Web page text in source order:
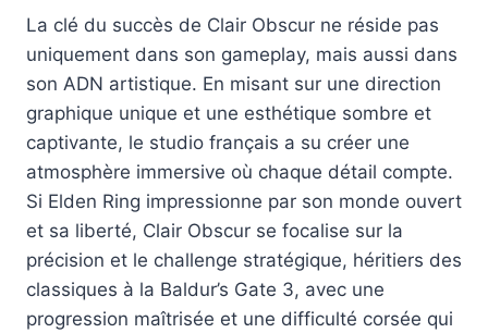
La clé du succès de Clair Obscur ne réside pas
uniquement dans son gameplay, mais aussi dans
son ADN artistique. En misant sur une direction
graphique unique et une esthétique sombre et
captivante, le studio français a su créer une
atmosphère immersive où chaque détail compte.
Si Elden Ring impressionne par son monde ouvert
et sa liberté, Clair Obscur se focalise sur la
précision et le challenge stratégique, héritiers des
classiques à la Baldur’s Gate 3, avec une
progression maîtrisée et une difficulté corsée qui